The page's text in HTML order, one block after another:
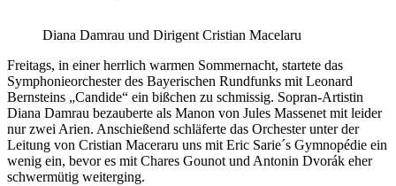
Diana Damrau und Dirigent Cristian Macelaru
Freitags, in einer herrlich warmen Sommernacht, startete das
Symphonieorchester des Bayerischen Rundfunks mit Leonard
Bernsteins „Candide“ ein bißchen zu schmissig. Sopran-Artistin
Diana Damrau bezauberte als Manon von Jules Massenet mit leider
nur zwei Arien. Anschießend schläferte das Orchester unter der
Leitung von Cristian Maceraru uns mit Eric Sarie´s Gymnopédie ein
wenig ein, bevor es mit Chares Gounot und Antonin Dvorák eher
schwermütig weiterging.